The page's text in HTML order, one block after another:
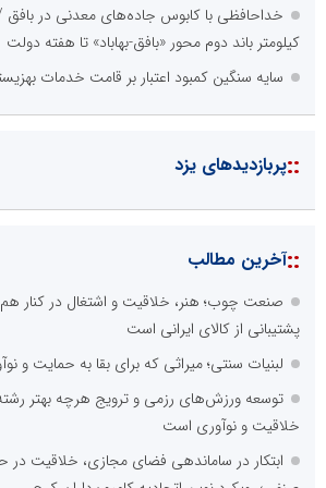
کیلومتر باند دوم محور «بافق-بهاباد» تا هفته دولت
سایه سنگین کمبود اعتبار بر قامت خدمات
::پربازدیدهای یزد
::آخرین مطالب
صنعت چوب؛ هنر، خلاقیت و اشتغال در کنار هم،
پشتیبانی از کالای ایرانی است
لبنیات سنتی؛ میراثی که برای بقا به حمایت و
توسعه ورزش‌های رزمی و ترویج هرچه بهتر
خلاقیت و نوآوری است
ابتکار در ساماندهی فضای مجازی، خلاقیت